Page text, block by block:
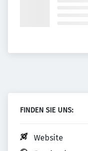
FINDEN SIE UNS:
Website